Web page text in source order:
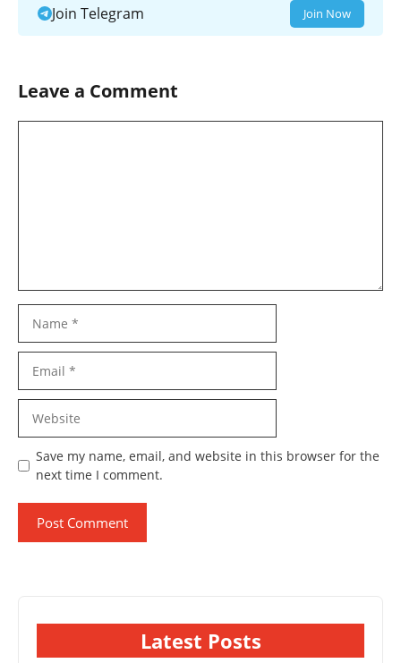
Join Telegram Join Now
Leave a Comment
Save my name, email, and website in this browser for the
next time I comment.
Latest Posts